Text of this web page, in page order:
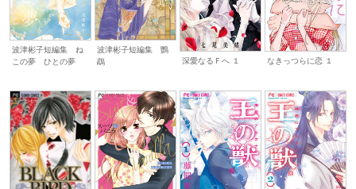
波津彬子短編集 ね
この夢 ひとの夢
波津彬子短編集 鸚
鵡
深愛なるＦへ １ なきっつらに恋 １